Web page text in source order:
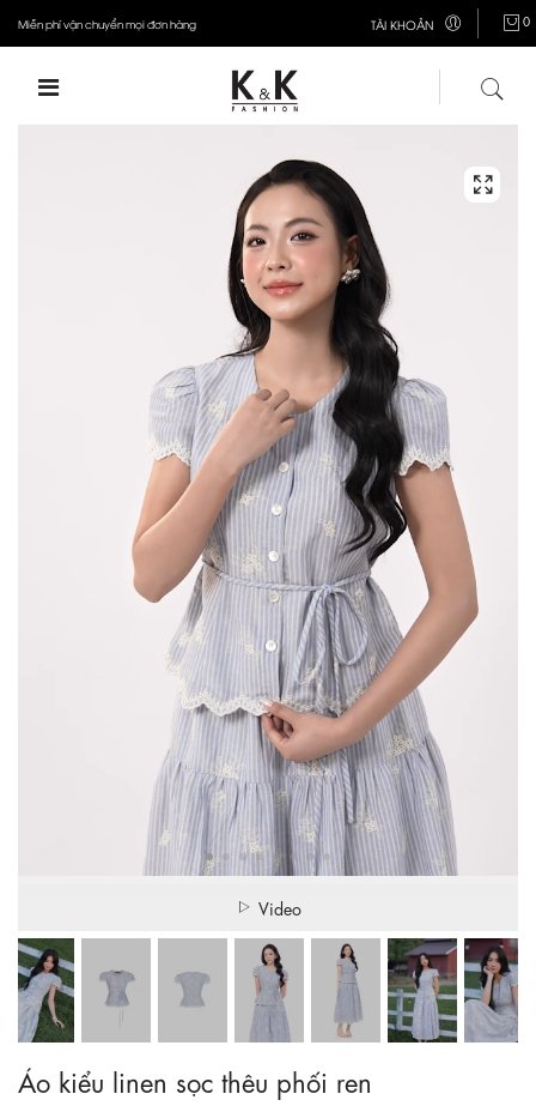
Miễn phí vận chuyển mọi đơn hàng TÀI KHOẢN 0
Video
Áo kiểu linen sọc thêu phối ren